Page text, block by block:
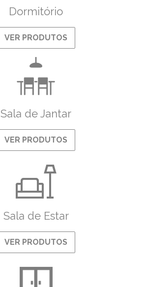
Dormitório
VER PRODUTOS
Sala de Jantar
VER PRODUTOS
Sala de Estar
VER PRODUTOS